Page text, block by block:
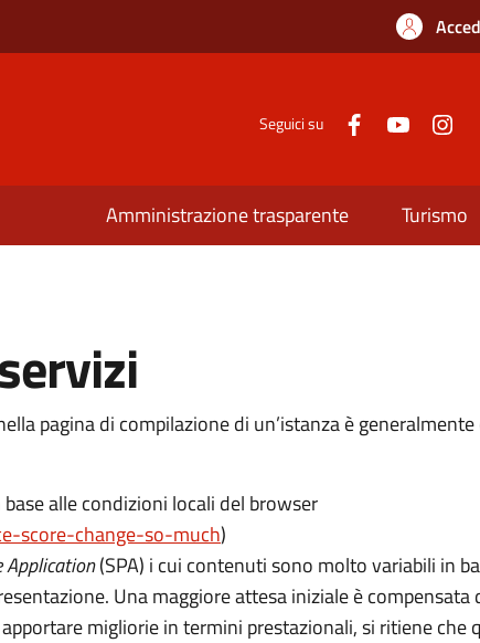
Seguici su
Amministrazione trasparente Turismo
pagina di compilazione di un’istanza è
alle condizioni locali del browser
score-change-so-much)
Application(SPA) i cui contenuti sono molto variabili in
Una maggiore attesa iniziale è
migliorie in termini prestazionali, si ritiene che